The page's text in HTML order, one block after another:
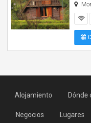
Alojamiento Dónde
Negocios Lugares